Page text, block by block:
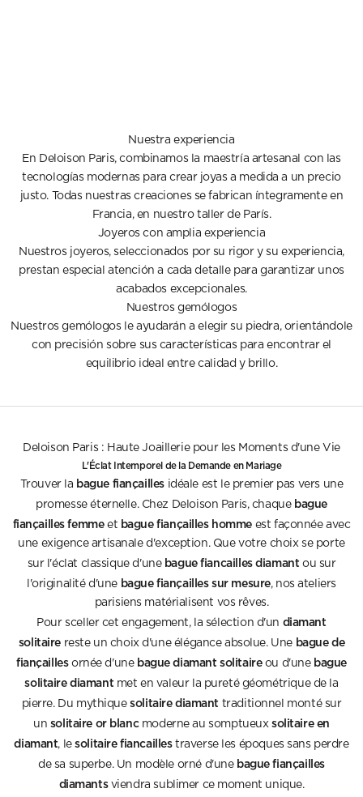
Nuestra experiencia
En Deloison Paris, combinamos la maestría artesanal con las
tecnologías modernas para crear joyas a medida a un precio
justo. Todas nuestras creaciones se fabrican íntegramente en
Francia, en nuestro taller de París.
Joyeros con amplia experiencia
Nuestros joyeros, seleccionados por su rigor y su experiencia,
prestan especial atención a cada detalle para garantizar unos
acabados excepcionales.
Nuestros gemólogos
Nuestros gemólogos le ayudarán a elegir su piedra, orientándole
con precisión sobre sus características para encontrar el
equilibrio ideal entre calidad y brillo.
Deloison Paris : Haute Joaillerie pour les Moments d'une Vie
L'Éclat Intemporel de la Demande en Mariage
Trouver la bague fiançaillesidéale est le premier pas vers une
promesse éternelle. Chez Deloison Paris, chaque bague
fiançailles femmeet bague fiançailles homme est façonnée avec
une exigence artisanale d'exception. Que votre choix se porte
sur l'éclat classique d'une bague fiancailles diamant ou sur
l'originalité d'une bague fiançailles sur mesure, nos ateliers
parisiens matérialisent vos rêves.
Pour sceller cet engagement, la sélection d'un diamant
solitaire reste un choix d'une élégance absolue. Une bague de
fiançaillesornée d'une bague diamant solitaireou d'une bague
solitaire diamant met en valeur la pureté géométrique de la
pierre. Du mythiquesolitaire diamant traditionnel monté sur
un solitaire or blancmoderne au somptueux solitaire en
diamant, lesolitaire fiancaillestraverse les époques sans perdre
de sa superbe. Un modèle orné d'une bague fiançailles
diamantsviendra sublimer ce moment unique.